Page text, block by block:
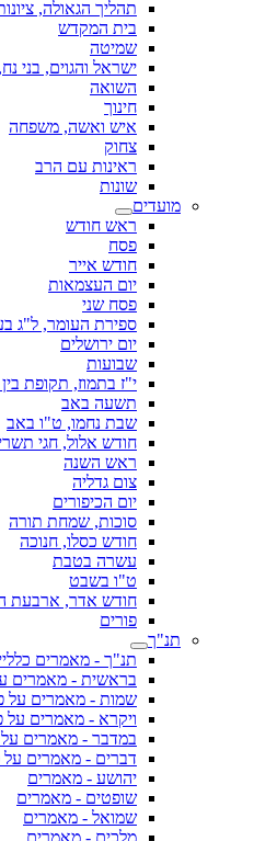
תהליך הגאולה,
בית המקדש
שמיטה
ישראל והגוים, בני
השואה
חינוך
איש ואשה, משפחה
צחוק
ראינות עם הרב
שונות
מועדים
ראש חודש
פסח
חודש אייר
יום העצמאות
פסח שני
ספירת העומר, ל"ג
יום ירושלים
שבועות
י"ז בתמוז, תקופת
תשעה באב
שבת נחמו, ט"ו באב
חודש אלול, חגי
ראש השנה
צום גדליה
יום הכיפורים
סוכות, שמחת תורה
חודש כסלו, חנוכה
עשרה בטבת
ט"ו בשבט
חודש אדר, ארבעת
פורים
תנ"ך
תנ"ך - מאמרים
בראשית - מאמרים
שמות - מאמרים על
ויקרא - מאמרים
במדבר - מאמרים
דברים - מאמרים
יהושע - מאמרים
שופטים - מאמרים
שמואל - מאמרים
מלכים - מאמרים